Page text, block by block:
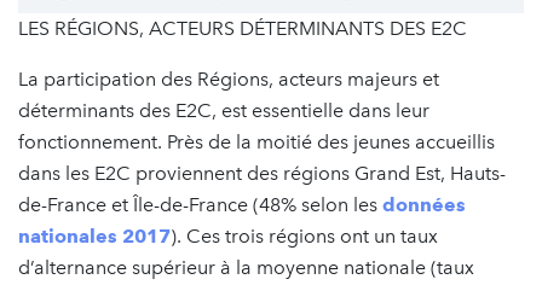
LES RÉGIONS, ACTEURS DÉTERMINANTS DES E2C
La participation des Régions, acteurs majeurs et
déterminants des E2C, est essentielle dans leur
fonctionnement. Près de la moitié des jeunes accueillis
dans les E2C proviennent des régions Grand Est, Hauts-
de-France et Île-de-France (48% selon les données
nationales 2017). Ces trois régions ont un taux
d’alternance supérieur à la moyenne nationale (taux